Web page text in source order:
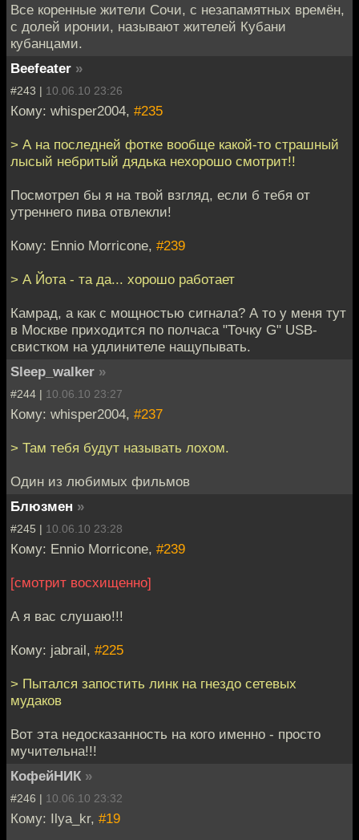
Все коренные жители Сочи, с незапамятных времён,
с долей иронии, называют жителей Кубани
кубанцами.
Beefeater »
#243 | 10.06.10 23:26
Кому: whisper2004, #235
> А на последней фотке вообще какой-то страшный
лысый небритый дядька нехорошо смотрит!!
Посмотрел бы я на твой взгляд, если б тебя от
утреннего пива отвлекли!
Кому: Ennio Morricone, #239
> А Йота - та да... хорошо работает
Камрад, а как с мощностью сигнала? А то у меня тут
в Москве приходится по полчаса "Точку G" USB-
свистком на удлинителе нащупывать.
Sleep_walker »
#244 | 10.06.10 23:27
Кому: whisper2004, #237
> Там тебя будут называть лохом.
Один из любимых фильмов
Блюзмен »
#245 | 10.06.10 23:28
Кому: Ennio Morricone, #239
[смотрит восхищенно]
А я вас слушаю!!!
Кому: jabrail, #225
> Пытался запостить линк на гнездо сетевых
мудаков
Вот эта недосказанность на кого именно - просто
мучительна!!!
КофейНИК »
#246 | 10.06.10 23:32
Кому: Ilya_kr, #19